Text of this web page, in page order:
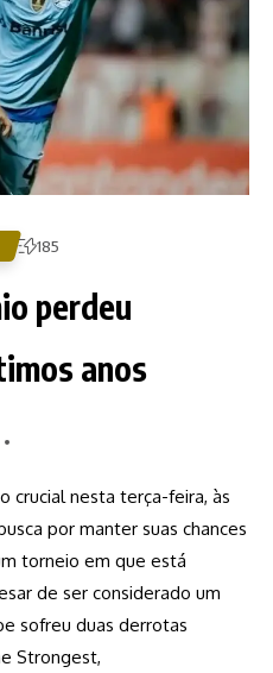
185
perdeu
anos
crucial nesta terça-feira, às
por manter suas chances
torneio em que está
de ser considerado um
sofreu duas derrotas
Strongest,